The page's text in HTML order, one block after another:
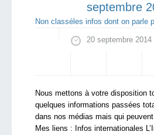
septembre
Non classé les infos dont on parle
20 septembre 2014
Nous mettons à votre disposition
quelques informations passées
dans nos médias mais qui
Mes liens : Infos internationales